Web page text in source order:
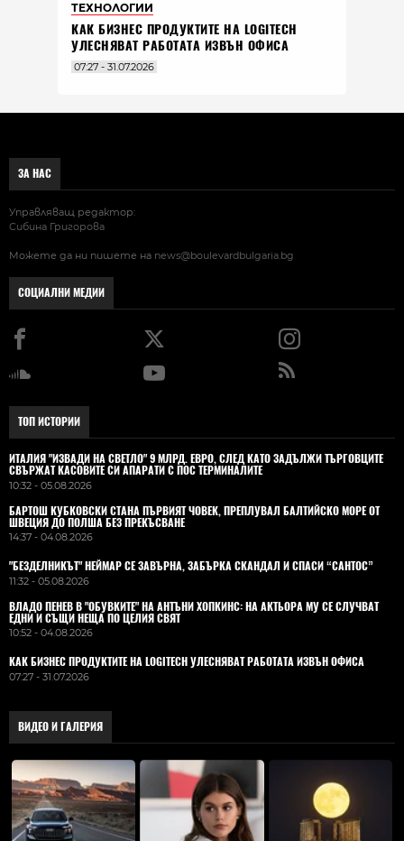
ТЕХНОЛОГИИ
КАК БИЗНЕС ПРОДУКТИТЕ НА LOGITECH
УЛЕСНЯВАТ РАБОТАТА ИЗВЪН ОФИСА
07:27 - 31.07.2026
ЗА НАС
Управляващ редактор:
Сибина Григорова
Можете да ни пишете на news@boulevardbulgaria.bg
СОЦИАЛНИ МЕДИИ
ТОП ИСТОРИИ
ИТАЛИЯ "ИЗВАДИ НА СВЕТЛО" 9 МЛРД. ЕВРО, СЛЕД КАТО ЗАДЪЛЖИ ТЪРГОВЦИТЕ
СВЪРЖАТ КАСОВИТЕ СИ АПАРАТИ С ПОС ТЕРМИНАЛИТЕ
10:32 - 05.08.2026
БАРТОШ КУБКОВСКИ СТАНА ПЪРВИЯТ ЧОВЕК, ПРЕПЛУВАЛ БАЛТИЙСКО МОРЕ ОТ
ШВЕЦИЯ ДО ПОЛША БЕЗ ПРЕКЪСВАНЕ
14:37 - 04.08.2026
"БЕЗДЕЛНИКЪТ" НЕЙМАР СЕ ЗАВЪРНА, ЗАБЪРКА СКАНДАЛ И СПАСИ “САНТОС”
11:32 - 05.08.2026
ВЛАДO ПЕНЕВ В "ОБУВКИТЕ" НА АНТЪНИ ХОПКИНС: НА АКТЬОРА МУ СЕ СЛУЧВАТ
ЕДНИ И СЪЩИ НЕЩА ПО ЦЕЛИЯ СВЯТ
10:52 - 04.08.2026
КАК БИЗНЕС ПРОДУКТИТЕ НА LOGITECH УЛЕСНЯВАТ РАБОТАТА ИЗВЪН ОФИСА
07:27 - 31.07.2026
ВИДЕО И ГАЛЕРИЯ